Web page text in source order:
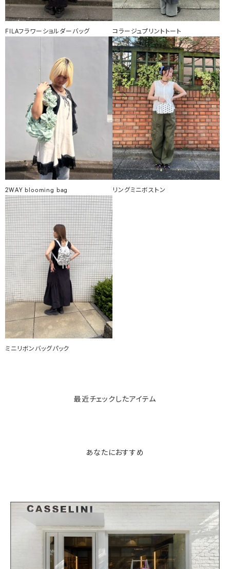
FILAフラワーショルダーバッグ コラージュプリントトート
2WAY blooming bag リングミニボストン
ミニリボンバッグパック
最近チェックしたアイテム
あなたにおすすめ